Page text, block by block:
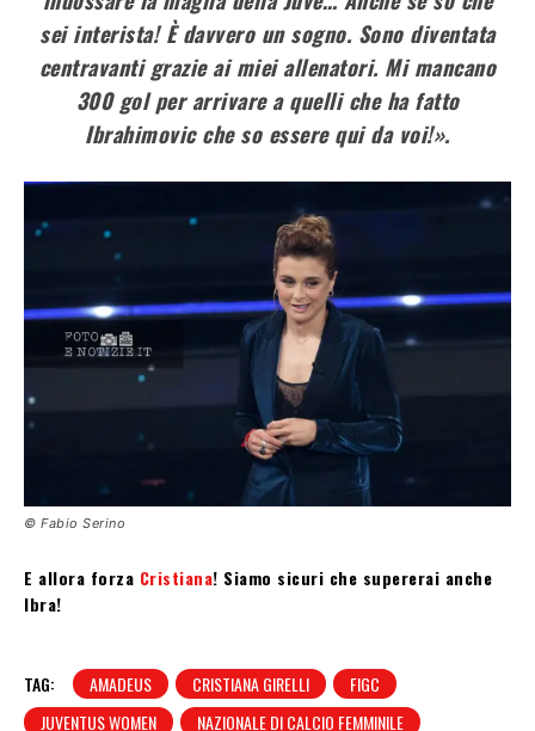
sei interista! È davvero un sogno. Sono diventata
centravanti grazie ai miei allenatori. Mi mancano
300 gol per arrivare a quelli che ha fatto
Ibrahimovic che so essere qui da voi!».
© Fabio Serino
E allora forza Cristiana! Siamo sicuri che supererai anche
Ibra!
TAG: AMADEUS CRISTIANA GIRELLI
FIGC
JUVENTUS WOMEN
NAZIONALE DI CALCIO FEMMINILE